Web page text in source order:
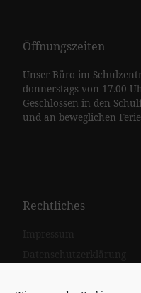
Öffnungszeiten
Unser Büro im
donnerstags von 17.00
Geschlossen in den
und an beweglichen
Rechtliches